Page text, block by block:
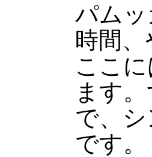
パム
時間、
ここ
ます
で、
です。